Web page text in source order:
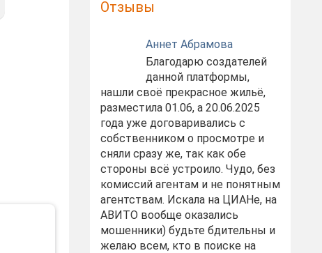
Отзывы
Аннет Абрамова
Благодарю создателей
данной платформы,
нашли своё прекрасное жильё,
разместила 01.06, а 20.06.2025
года уже договаривались с
собственником о просмотре и
сняли сразу же, так как обе
стороны всё устроило. Чудо, без
комиссий агентам и не понятным
агентствам. Искала на ЦИАНе, на
АВИТО вообще оказались
мошенники) будьте бдительны и
желаю всем, кто в поиске на